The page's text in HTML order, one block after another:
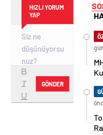
HIZLI YORUM
YAP
GÖNDER